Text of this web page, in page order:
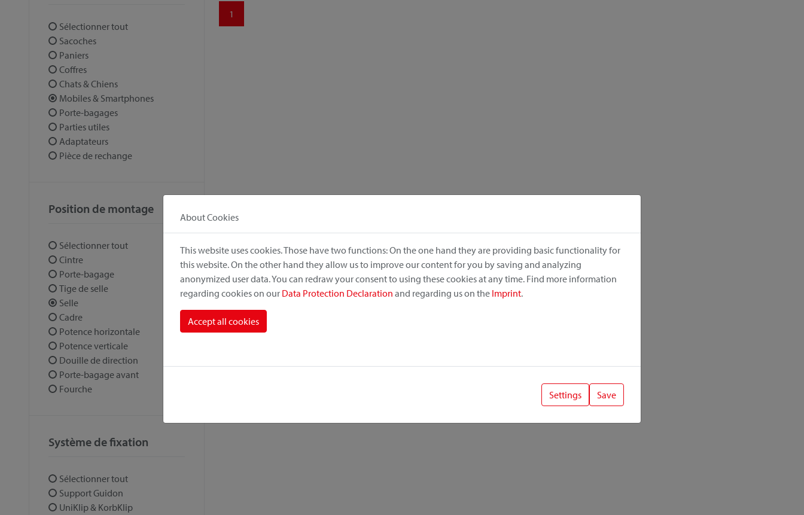
Sélectionner tout
Sacoches
Paniers
Coffres
Chats & Chiens
Mobiles & Smartphones
Porte-bagages
Parties utiles
Adaptateurs
Pièce de rechange
Position de montage
Sélectionner tout
Cintre
Porte-bagage
Tige de selle
Selle
Cadre
Potence horizontale
Potence verticale
Douille de direction
Porte-bagage avant
Fourche
Système de fixation
Sélectionner tout
Support Guidon
UniKlip & KorbKlip
1
About Cookies
This website uses cookies. Those have two functions: On the one hand they are providing basic functionality for
this website. On the other hand they allow us to improve our content for you by saving and analyzing
anonymized user data. You can redraw your consent to using these cookies at any time. Find more information
regarding cookies on our Data Protection Declaration and regarding us on the Imprint.
Accept all cookies
Settings Save